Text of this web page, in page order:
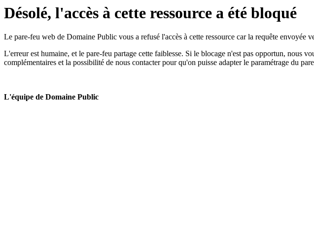
Désolé, l'accès à cette ressource a été bloqué
Le pare-feu web de Domaine Public vous a refusé l'accès à cette ressource car la requête envoyée
L'erreur est humaine, et le pare-feu partage cette faiblesse. Si le blocage n'est pas opportun, nous
complémentaires et la possibilité de nous contacter pour qu'on puisse adapter le paramétrage du
L'équipe de Domaine Public